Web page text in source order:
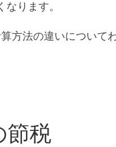
ります。
方法の違いについて
節税